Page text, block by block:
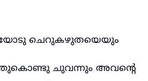
ചെറുകഴുതയെയും
ചുവന്നും അവന്റെ